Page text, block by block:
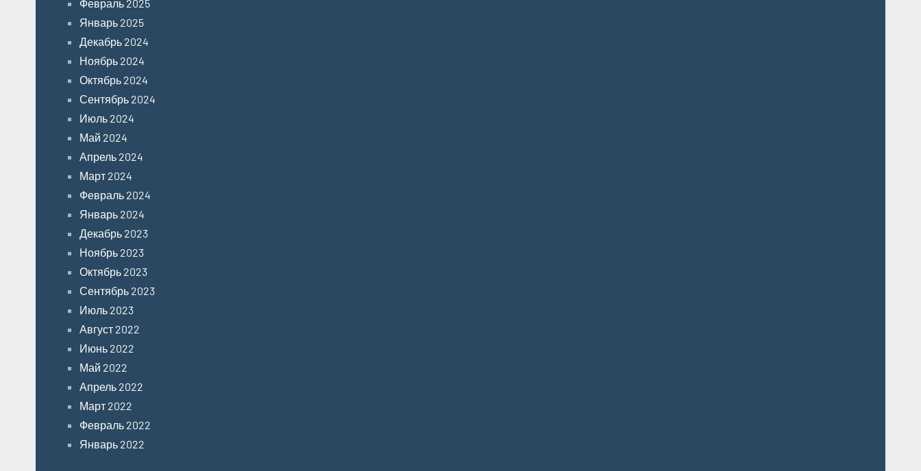
Февраль 2025
Январь 2025
Декабрь 2024
Ноябрь 2024
Октябрь 2024
Сентябрь 2024
Июль 2024
Май 2024
Апрель 2024
Март 2024
Февраль 2024
Январь 2024
Декабрь 2023
Ноябрь 2023
Октябрь 2023
Сентябрь 2023
Июль 2023
Август 2022
Июнь 2022
Май 2022
Апрель 2022
Март 2022
Февраль 2022
Январь 2022